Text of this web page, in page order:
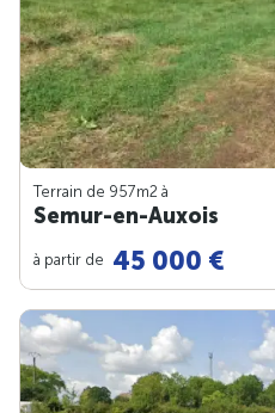
Terrain de 957m2 à
Semur-en-Auxois
à partir de 45 000 €